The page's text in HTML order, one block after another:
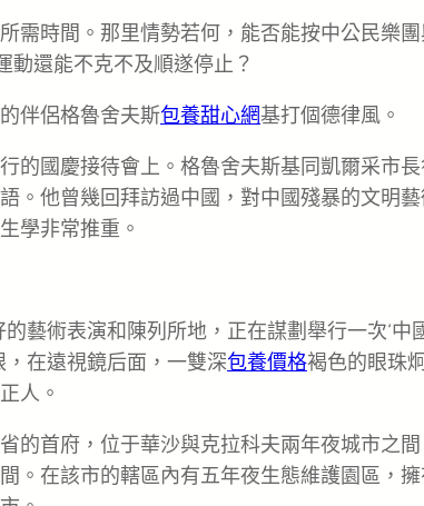
需時間。那里情勢若何，能否能按中公民樂
動還能不克不及順遂停止？
伴侶格魯舍夫斯包養甜心網基打個德律風。
的國慶接待會上。格魯舍夫斯基同凱爾采市
。他曾幾回拜訪過中國，對中國殘暴的文明
學非常推重。
藝術表演和陳列所地，正在謀劃舉行一次‘中
在遠視鏡后面，一雙深包養價格褐色的眼珠
人。
的首府，位于華沙與克拉科夫兩年夜城市之
。在該市的轄區內有五年夜生態維護園區，